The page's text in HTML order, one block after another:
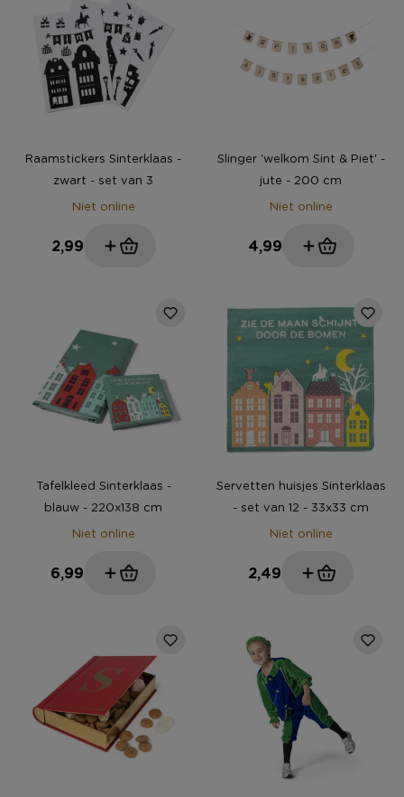
Raamstickers Sinterklaas -
zwart - set van 3
Niet online
2,99
Slinger 'welkom Sint & Piet' -
jute - 200 cm
Niet online
4,99
Tafelkleed Sinterklaas -
blauw - 220x138 cm
Niet online
6,99
Servetten huisjes Sinterklaas
- set van 12 - 33x33 cm
Niet online
2,49